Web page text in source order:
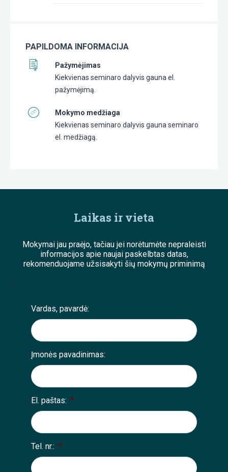
PAPILDOMA INFORMACIJA
Pažymėjimas
Kiekvienas seminaro dalyvis gauna el.
pažymėjimą.
Mokymo medžiaga
Kiekvienas seminaro dalyvis gauna seminaro
el. medžiagą.
Laikas ir vieta
Mokymai jau praėjo, tačiau jei norėtumėte nepraleisti
informacijos apie naujai paskelbtas datas,
rekomenduojame užsisakyti šių mokymų priminimą
;
Vardas, pavardė:
Įmonės pavadinimas:
El. paštas: *
Tel. nr.: *